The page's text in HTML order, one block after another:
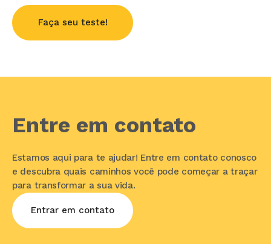
Entre em contato
Estamos aqui para te ajudar! Entre em contato conosco
e descubra quais caminhos você pode começar a traçar
para transformar a sua vida.